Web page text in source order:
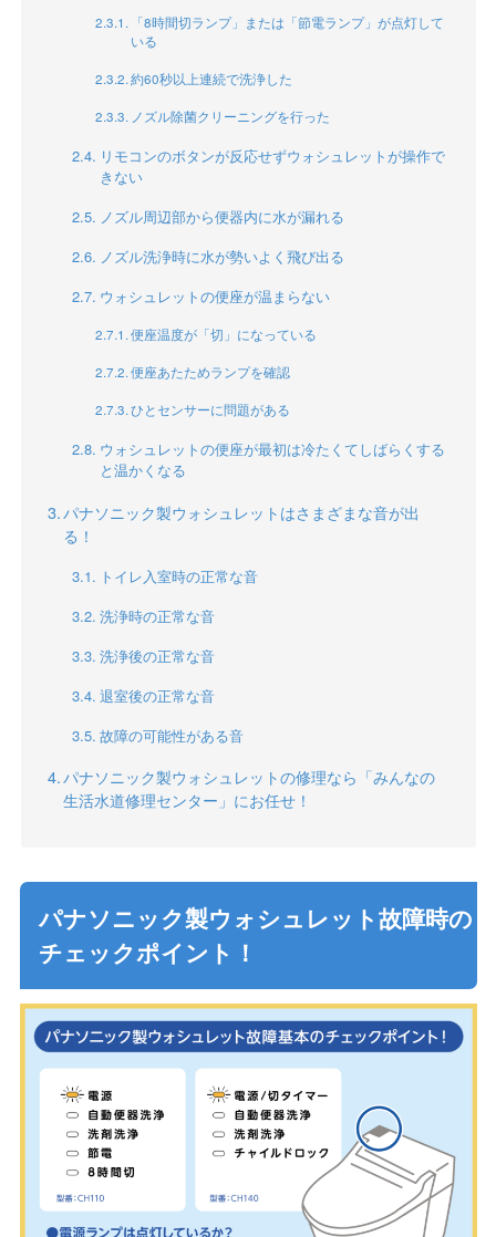
「8時間切ランプ」または「節電ランプ」が点灯して
いる
約60秒以上連続で洗浄した
ノズル除菌クリーニングを行った
リモコンのボタンが反応せずウォシュレットが操作で
きない
ノズル周辺部から便器内に水が漏れる
ノズル洗浄時に水が勢いよく飛び出る
ウォシュレットの便座が温まらない
便座温度が「切」になっている
便座あたためランプを確認
ひとセンサーに問題がある
ウォシュレットの便座が最初は冷たくてしばらくする
と温かくなる
パナソニック製ウォシュレットはさまざまな音が出
る！
トイレ入室時の正常な音
洗浄時の正常な音
洗浄後の正常な音
退室後の正常な音
故障の可能性がある音
パナソニック製ウォシュレットの修理なら「みんなの
生活水道修理センター」にお任せ！
パナソニック製ウォシュレット故障時の
チェックポイント！